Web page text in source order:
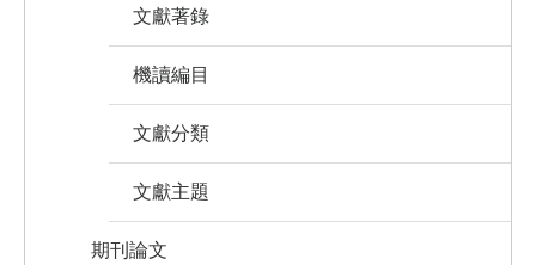
文獻著錄
機讀編目
文獻分類
文獻主題
期刊論文